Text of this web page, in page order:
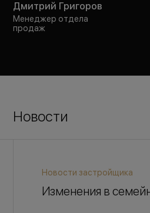
Дмитрий Григоров
Менеджер отдела
продаж
Новости
Новости застройщика
Изменения в